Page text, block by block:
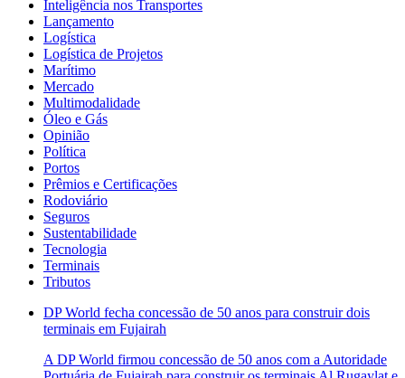
Inteligência nos Transportes
Lançamento
Logística
Logística de Projetos
Marítimo
Mercado
Multimodalidade
Óleo e Gás
Opinião
Política
Portos
Prêmios e Certificações
Rodoviário
Seguros
Sustentabilidade
Tecnologia
Terminais
Tributos
DP World fecha concessão de 50 anos para construir dois
terminais em Fujairah
A DP World firmou concessão de 50 anos com a Autoridade